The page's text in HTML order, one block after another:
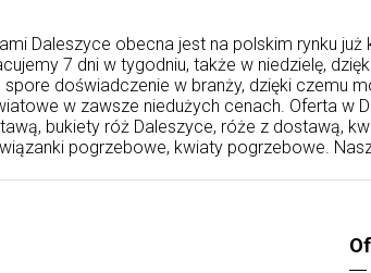
Daleszyce obecna jest na polskim rynku
7 dni w tygodniu, także w niedzielę,
spore doświadczenie w branży, dzięki czemu
w zawsze niedużych cenach. Oferta w
bukiety róż Daleszyce, róże z dostawą,
pogrzebowe, kwiaty pogrzebowe.